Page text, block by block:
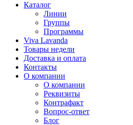
Каталог
Линии
Группы
Программы
Viva Lavanda
Товары недели
Доставка и оплата
Контакты
О компании
О компании
Реквизиты
Контрафакт
Вопрос-ответ
Блог